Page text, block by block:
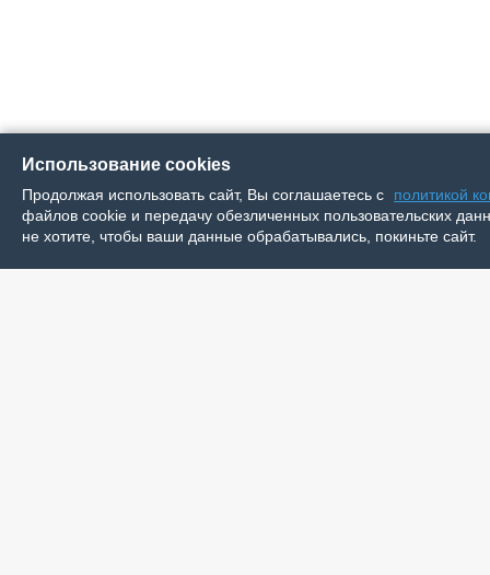
Использование cookies
Продолжая использовать сайт, Вы соглашаетесь с
политикой
файлов cookie и передачу обезличенных пользовательских
не хотите, чтобы ваши данные обрабатывались, покиньте сайт.